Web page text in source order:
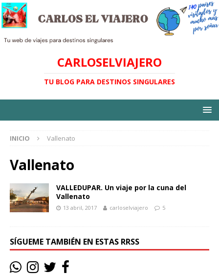
CARLOSELVIAJERO
TU BLOG PARA DESTINOS SINGULARES
INICIO Vallenato
Vallenato
VALLEDUPAR. Un viaje por la cuna del
Vallenato
13 abril, 2017 carloselviajero 5
SÍGUEME TAMBIÉN EN ESTAS RRSS